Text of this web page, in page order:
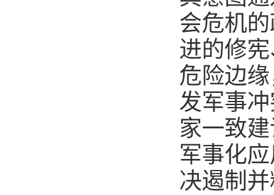
会危机
进的修
危险边
发军事
家一致
军事化
决遏制